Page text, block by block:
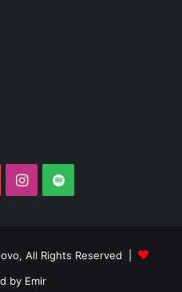
Instagram
Spotify
All Rights Reserved |
by Emir